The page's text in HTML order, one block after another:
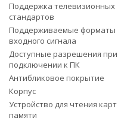
Поддержка телевизионных
стандартов
Поддерживаемые форматы
входного сигнала
Доступные разрешения при
подключении к ПК
Антибликовое покрытие
Корпус
Устройство для чтения карт
памяти